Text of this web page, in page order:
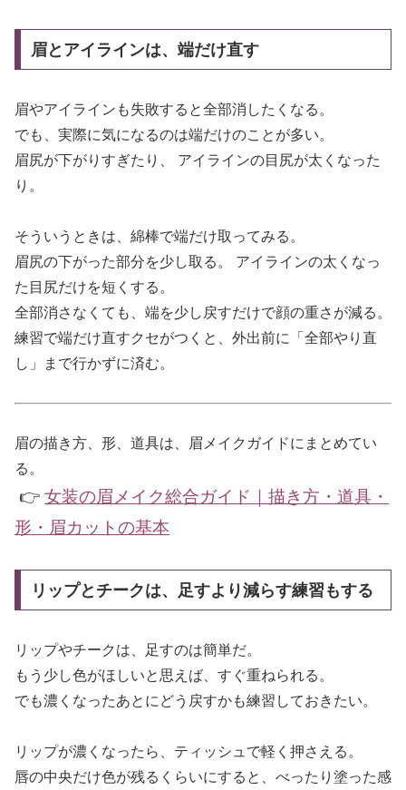
眉とアイラインは、端だけ直す
眉やアイラインも失敗すると全部消したくなる。
でも、実際に気になるのは端だけのことが多い。
眉尻が下がりすぎたり、 アイラインの目尻が太くなった
り。
そういうときは、綿棒で端だけ取ってみる。
眉尻の下がった部分を少し取る。 アイラインの太くなっ
た目尻だけを短くする。
全部消さなくても、端を少し戻すだけで顔の重さが減る。
練習で端だけ直すクセがつくと、外出前に「全部やり直
し」まで行かずに済む。
眉の描き方、形、道具は、眉メイクガイドにまとめてい
る。
👉 女装の眉メイク総合ガイド｜描き方・道具・
形・眉カットの基本
リップとチークは、足すより減らす練習もする
リップやチークは、足すのは簡単だ。
もう少し色がほしいと思えば、すぐ重ねられる。
でも濃くなったあとにどう戻すかも練習しておきたい。
リップが濃くなったら、ティッシュで軽く押さえる。
唇の中央だけ色が残るくらいにすると、べったり塗った感